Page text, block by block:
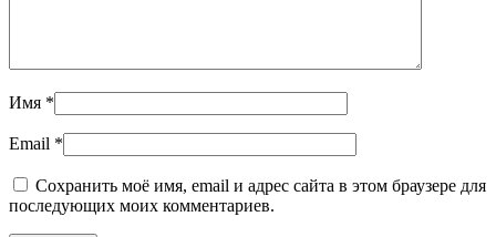
Имя *
Email *
Сохранить моё имя, email и адрес сайта в этом браузере для
последующих моих комментариев.